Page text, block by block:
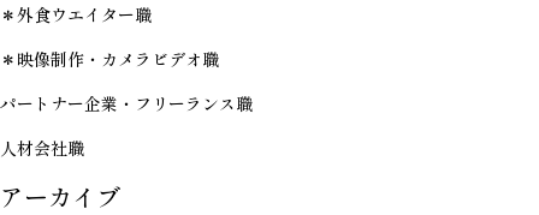
＊外食ウエイター職
＊映像制作・カメラビデオ職
パートナー企業・フリーランス職
人材会社職
アーカイブ